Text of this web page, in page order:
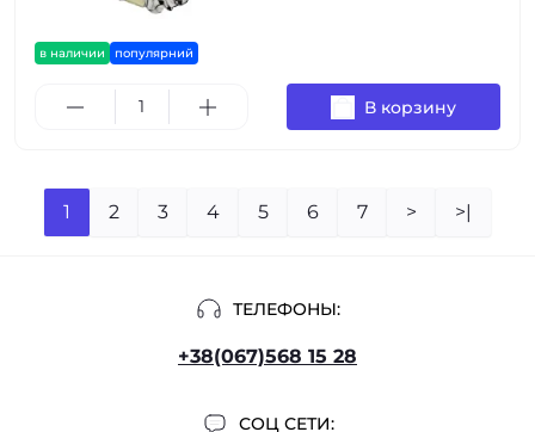
в наличии популярний
В корзину
1 2 3 4 5 6 7 > >|
ТЕЛЕФОНЫ:
+38(067)568 15 28
СОЦ СЕТИ: